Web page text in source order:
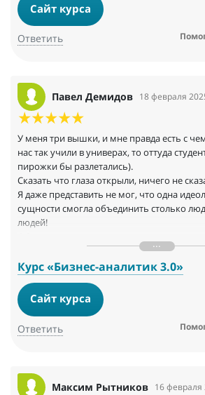
Сайт курса
Ответить
Павел Демидов 18 февраля
У меня три вышки, и мне правда есть с
нас так учили в универах, то оттуда
пирожки бы разлетались).
Сказать что глаза открыли, ничего не
Я даже представить не мог, что одна
сущности смогла объединить столько
людей!
кураторов 10 шейкелей из 10ти.
Содержательность курса - очень емкая, но
такая как должна быть, оставляете место
В общем и целом хочется сказать, что мне
понравилось.
Дениса, Аню, кураторов обнял приподнял
Курс «Бизнес-аналитик 3.0»
Сайт курса
Ответить
Максим Рытников 16 февраля